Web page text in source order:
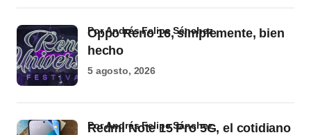
Oppo Reno 16, simplemente, bien
hecho
por Andrés Felipe Sánchez
5 agosto, 2026
Redmi Note 15 Pro 5G, el cotidiano
por Andrés Felipe Sánchez